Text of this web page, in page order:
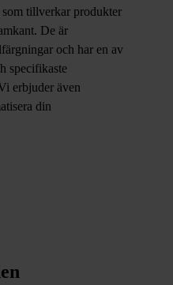
tillverkar produkter
De är
och har en av
specifikaste
erbjuder även
din